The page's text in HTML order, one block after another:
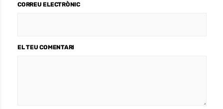
CORREU ELECTRÒNIC
EL TEU COMENTARI